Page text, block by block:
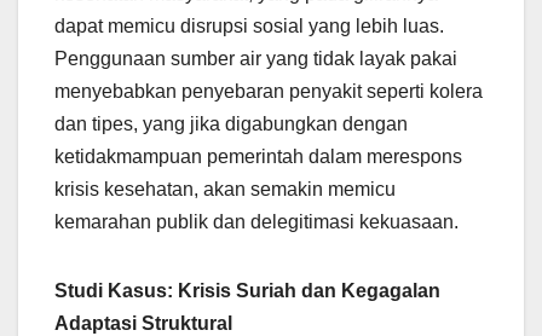
dapat memicu disrupsi sosial yang lebih luas.
Penggunaan sumber air yang tidak layak pakai
menyebabkan penyebaran penyakit seperti kolera
dan tipes, yang jika digabungkan dengan
ketidakmampuan pemerintah dalam merespons
krisis kesehatan, akan semakin memicu
kemarahan publik dan delegitimasi kekuasaan.
Studi Kasus: Krisis Suriah dan Kegagalan
Adaptasi Struktural